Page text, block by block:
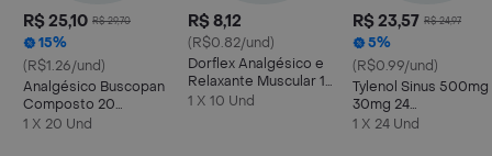
R$ 25,10 R$ 29,70
15%
(R$1.26/und)
Analgésico Buscopan
Composto 20
Comprimidos
1 X 20 Und
R$ 8,12
(R$0.82/und)
Dorflex Analgésico e
Relaxante Muscular 10
Comprimidos
1 X 10 Und
R$ 23,57 R$ 24,97
5%
(R$0.99/und)
Tylenol Sinus 500mg
30mg 24
Comprimidos
1 X 24 Und